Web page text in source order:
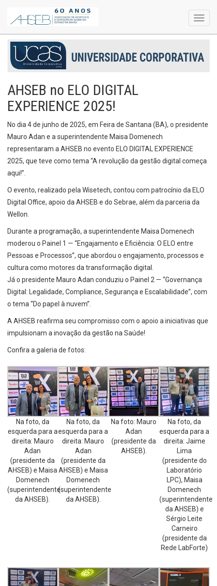
AHSEB no ELO DIGITAL
EXPERIENCE 2025!
No dia 4 de junho de 2025, em Feira de Santana (BA), o presidente
Mauro Adan e a superintendente Maisa Domenech
representaram a AHSEB no evento ELO DIGITAL EXPERIENCE
2025, que teve como tema “A revolução da gestão digital começa
aqui!”.
O evento, realizado pela Wisetech, contou com patrocínio da ELO
Digital Office, apoio da AHSEB e do Sebrae, além da parceria da
Wellon.
Durante a programação, a superintendente Maisa Domenech
moderou o Painel 1 — “Engajamento e Eficiência: O ELO entre
Pessoas e Processos”, que abordou o engajamento, processos e
cultura como motores da transformação digital.
Já o presidente Mauro Adan conduziu o Painel 2 — “Governança
Digital: Legalidade, Compliance, Segurança e Escalabilidade”, com
o tema “Do papel à nuvem”.
A AHSEB reafirma seu compromisso com o apoio a iniciativas que
impulsionam a inovação da gestão na Saúde!
Confira a galeria de fotos:
Na foto, da
esquerda para a
direita: Mauro
Adan
(presidente da
AHSEB) e Maisa
Domenech
(superintendente
da AHSEB).
Na foto, da
esquerda para a
direita: Mauro
Adan
(presidente da
AHSEB) e Maisa
Domenech
(superintendente
da AHSEB).
Na foto: Mauro
Adan
(presidente da
AHSEB).
Na foto, da
esquerda para a
direita: Jaime
Lima
(presidente do
Laboratório
LPC), Maisa
Domenech
(superintendente
da AHSEB) e
Sérgio Leite
Carneiro
(presidente da
Rede LabForte)